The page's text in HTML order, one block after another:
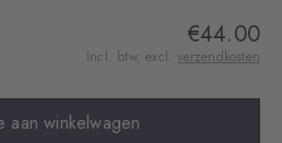
€44.00
Incl. btw, excl.verzendkosten
aan winkelwagen